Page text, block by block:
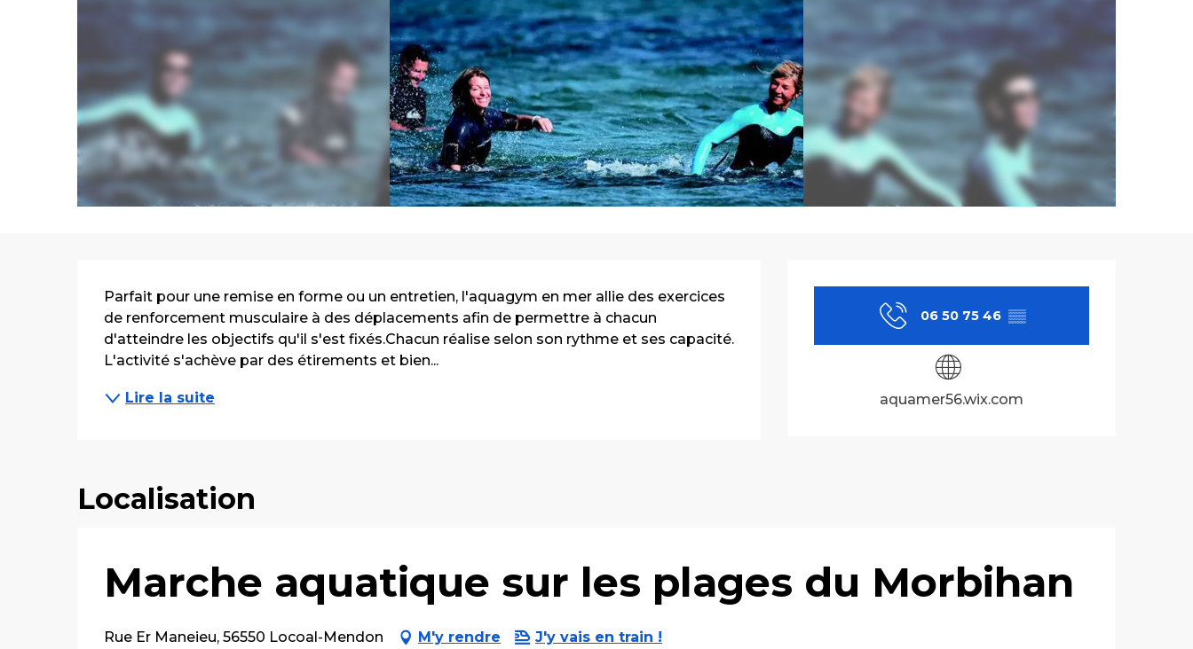
Ouverture et
06 50 75 46 ▒▒
aquamer56.wix.com
Description
Parfait pour une remise en forme ou un entretien, l'aquagym en mer allie des exercices
de renforcement musculaire à des déplacements afin de permettre à chacun
d'atteindre les objectifs qu'il s'est fixés.Chacun réalise selon son rythme et ses capacité.
L'activité s'achève par des étirements et bien...
Lire la suite
Localisation
Marche aquatique sur les plages du Morbihan
Rue Er Maneieu, 56550 Locoal-Mendon M'y rendre J'y vais en train !